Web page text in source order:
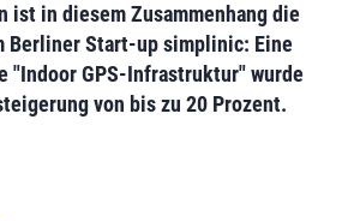
ist in diesem Zusammenhang die
BerlinerStart-up simplinic: Eine
"Indoor GPS-Infrastruktur"wurde
von bis zu 20 Prozent.